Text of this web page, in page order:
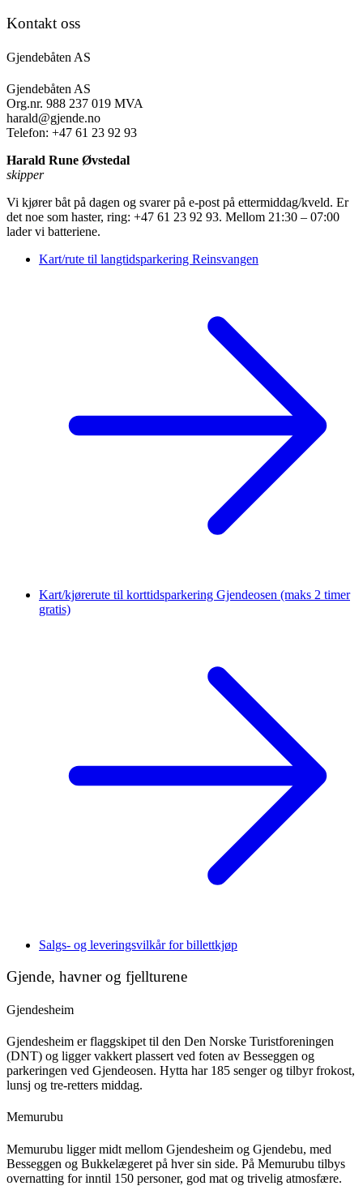
Kontakt oss
Gjendebåten AS
Gjendebåten AS
Org.nr. 988 237 019 MVA
harald@gjende.no
Telefon: +47 61 23 92 93
Harald Rune Øvstedal
skipper
Vi kjører båt på dagen og svarer på e-post på ettermiddag/kveld. Er
det noe som haster, ring: +47 61 23 92 93. Mellom 21:30 – 07:00
lader vi batteriene.
Kart/rute til langtidsparkering Reinsvangen
Kart/kjørerute til korttidsparkering Gjendeosen (maks 2 timer
gratis)
Salgs- og leveringsvilkår for billettkjøp
Gjende, havner og fjellturene
Gjendesheim
Gjendesheim er flaggskipet til den Den Norske Turistforeningen
(DNT) og ligger vakkert plassert ved foten av Besseggen og
parkeringen ved Gjendeosen. Hytta har 185 senger og tilbyr frokost,
lunsj og tre-retters middag.
Memurubu
Memurubu ligger midt mellom Gjendesheim og Gjendebu, med
Besseggen og Bukkelægeret på hver sin side. På Memurubu tilbys
overnatting for inntil 150 personer, god mat og trivelig atmosfære.